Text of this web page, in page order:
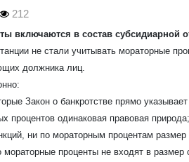
212
включаются в состав субсидиарной
не стали учитывать мораторные
должника лиц.
Закон о банкротстве прямо
процентов одинаковая правовая природа;
ни по мораторным процентам размер
проценты не входят в размер